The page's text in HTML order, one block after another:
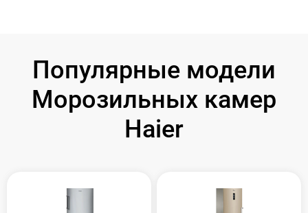
Популярные модели
Морозильных камер
Haier